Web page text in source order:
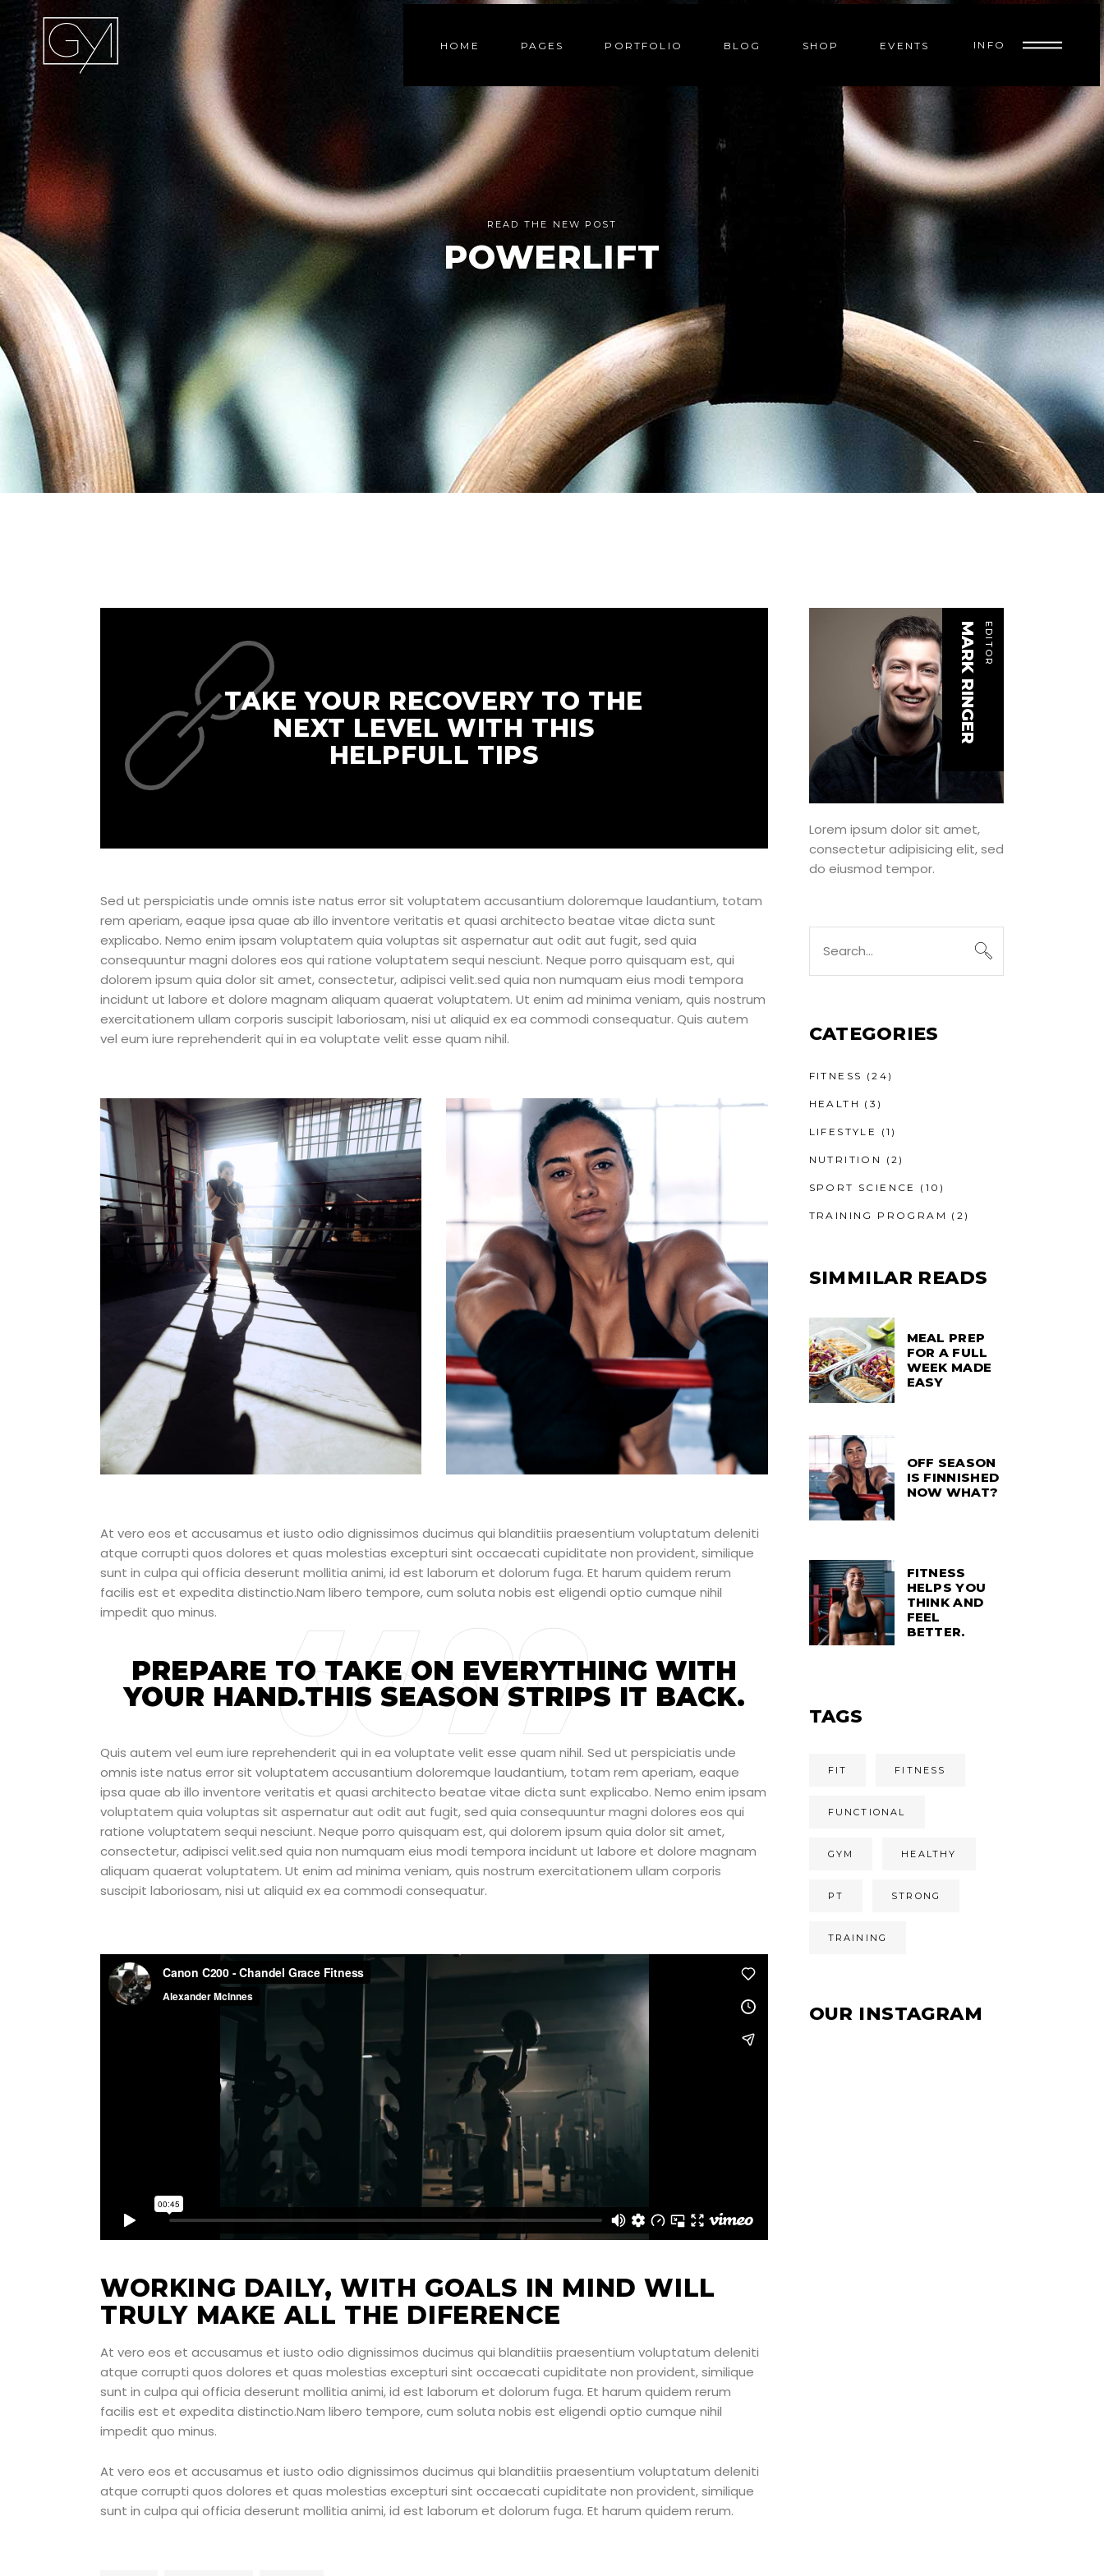
HOME PAGES PORTFOLIO BLOG SHOP EVENTS INFO
READ THE NEW POST
POWERLIFT
TAKE YOUR RECOVERY TO THE
NEXT LEVEL WITH THIS
HELPFULL TIPS
Sed ut perspiciatis unde omnis iste natus error sit voluptatem accusantium doloremque laudantium, totam
rem aperiam, eaque ipsa quae ab illo inventore veritatis et quasi architecto beatae vitae dicta sunt
explicabo. Nemo enim ipsam voluptatem quia voluptas sit aspernatur aut odit aut fugit, sed quia
consequuntur magni dolores eos qui ratione voluptatem sequi nesciunt. Neque porro quisquam est, qui
dolorem ipsum quia dolor sit amet, consectetur, adipisci velit.sed quia non numquam eius modi tempora
incidunt ut labore et dolore magnam aliquam quaerat voluptatem. Ut enim ad minima veniam, quis nostrum
exercitationem ullam corporis suscipit laboriosam, nisi ut aliquid ex ea commodi consequatur. Quis autem
vel eum iure reprehenderit qui in ea voluptate velit esse quam nihil.
At vero eos et accusamus et iusto odio dignissimos ducimus qui blanditiis praesentium voluptatum deleniti
atque corrupti quos dolores et quas molestias excepturi sint occaecati cupiditate non provident, similique
sunt in culpa qui officia deserunt mollitia animi, id est laborum et dolorum fuga. Et harum quidem rerum
facilis est et expedita distinctio.Nam libero tempore, cum soluta nobis est eligendi optio cumque nihil
impedit quo minus.
PREPARE TO TAKE ON EVERYTHING WITH
YOUR HAND.THIS SEASON STRIPS IT BACK.
Quis autem vel eum iure reprehenderit qui in ea voluptate velit esse quam nihil. Sed ut perspiciatis unde
omnis iste natus error sit voluptatem accusantium doloremque laudantium, totam rem aperiam, eaque
ipsa quae ab illo inventore veritatis et quasi architecto beatae vitae dicta sunt explicabo. Nemo enim ipsam
voluptatem quia voluptas sit aspernatur aut odit aut fugit, sed quia consequuntur magni dolores eos qui
ratione voluptatem sequi nesciunt. Neque porro quisquam est, qui dolorem ipsum quia dolor sit amet,
consectetur, adipisci velit.sed quia non numquam eius modi tempora incidunt ut labore et dolore magnam
aliquam quaerat voluptatem. Ut enim ad minima veniam, quis nostrum exercitationem ullam corporis
suscipit laboriosam, nisi ut aliquid ex ea commodi consequatur.
WORKING DAILY, WITH GOALS IN MIND WILL
TRULY MAKE ALL THE DIFERENCE
At vero eos et accusamus et iusto odio dignissimos ducimus qui blanditiis praesentium voluptatum deleniti
atque corrupti quos dolores et quas molestias excepturi sint occaecati cupiditate non provident, similique
sunt in culpa qui officia deserunt mollitia animi, id est laborum et dolorum fuga. Et harum quidem rerum
facilis est et expedita distinctio.Nam libero tempore, cum soluta nobis est eligendi optio cumque nihil
impedit quo minus.
At vero eos et accusamus et iusto odio dignissimos ducimus qui blanditiis praesentium voluptatum deleniti
atque corrupti quos dolores et quas molestias excepturi sint occaecati cupiditate non provident, similique
sunt in culpa qui officia deserunt mollitia animi, id est laborum et dolorum fuga. Et harum quidem rerum.
EDITOR
MARK RINGER
Lorem ipsum dolor sit amet,
consectetur adipisicing elit, sed
do eiusmod tempor.
CATEGORIES
FITNESS (24)
HEALTH (3)
LIFESTYLE (1)
NUTRITION (2)
SPORT SCIENCE (10)
TRAINING PROGRAM (2)
SIMMILAR READS
MEAL PREP
FOR A FULL
WEEK MADE
EASY
OFF SEASON
IS FINNISHED
NOW WHAT?
FITNESS
HELPS YOU
THINK AND
FEEL
BETTER.
TAGS
FIT FITNESS
FUNCTIONAL
GYM HEALTHY
PT STRONG
TRAINING
OUR INSTAGRAM